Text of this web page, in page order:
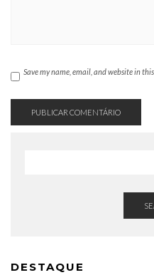
Save my name, email, and website in
DESTAQUE